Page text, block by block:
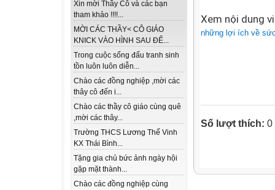
Xin mời Thầy Cô và các bạn
tham khảo !!!!...
MỜI CÁC THẦY< CÔ GIÁO
KNICK VÀO HÌNH SAU ĐỂ...
Trong cuộc sống đấu tranh sinh
tồn luôn luôn diễn...
Chào các đồng nghiệp ,mời các
thây cô đến i...
Chào các thầy cô giáo cùng quê
,mời các thây...
Trường THCS Lương Thế Vinh
KX Thái Bình...
Tặng gia chủ bức ảnh ngày hội
gặp mặt thành...
Chào các đồng nghiệp cùng
Xem nội dung
những lợi ích về
Số lượt thích: 0